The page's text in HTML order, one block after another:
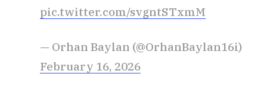
pic.twitter.com/svgntSTxmM
— Orhan Baylan (@OrhanBaylan16i)
February 16, 2026